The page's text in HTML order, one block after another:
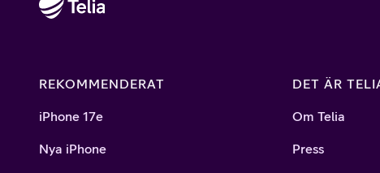
REKOMMENDERAT
iPhone 17e
Nya iPhone
DET ÄR
Om Telia
Press